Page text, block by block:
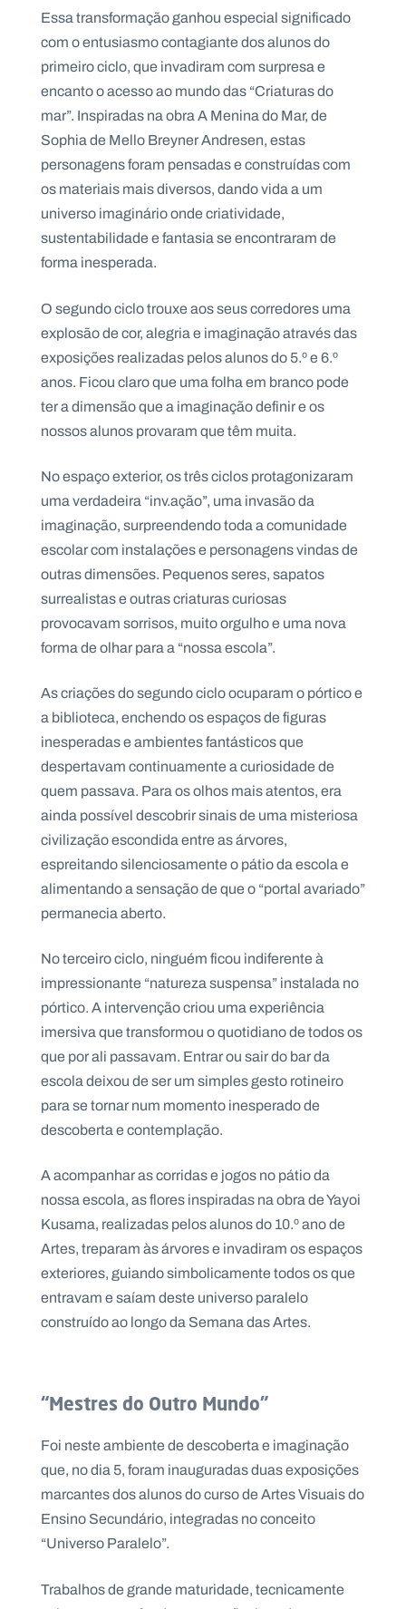
Essa transformação ganhou especial significado
com o entusiasmo contagiante dos alunos do
primeiro ciclo, que invadiram com surpresa e
encanto o acesso ao mundo das “Criaturas do
mar”. Inspiradas na obra A Menina do Mar, de
Sophia de Mello Breyner Andresen, estas
personagens foram pensadas e construídas com
os materiais mais diversos, dando vida a um
universo imaginário onde criatividade,
sustentabilidade e fantasia se encontraram de
forma inesperada.
O segundo ciclo trouxe aos seus corredores uma
explosão de cor, alegria e imaginação através das
exposições realizadas pelos alunos do 5.º e 6.º
anos. Ficou claro que uma folha em branco pode
ter a dimensão que a imaginação definir e os
nossos alunos provaram que têm muita.
No espaço exterior, os três ciclos protagonizaram
uma verdadeira “inv.ação”, uma invasão da
imaginação, surpreendendo toda a comunidade
escolar com instalações e personagens vindas de
outras dimensões. Pequenos seres, sapatos
surrealistas e outras criaturas curiosas
provocavam sorrisos, muito orgulho e uma nova
forma de olhar para a “nossa escola”.
As criações do segundo ciclo ocuparam o pórtico e
a biblioteca, enchendo os espaços de figuras
inesperadas e ambientes fantásticos que
despertavam continuamente a curiosidade de
quem passava. Para os olhos mais atentos, era
ainda possível descobrir sinais de uma misteriosa
civilização escondida entre as árvores,
espreitando silenciosamente o pátio da escola e
alimentando a sensação de que o “portal avariado”
permanecia aberto.
No terceiro ciclo, ninguém ficou indiferente à
impressionante “natureza suspensa” instalada no
pórtico. A intervenção criou uma experiência
imersiva que transformou o quotidiano de todos os
que por ali passavam. Entrar ou sair do bar da
escola deixou de ser um simples gesto rotineiro
para se tornar num momento inesperado de
descoberta e contemplação.
A acompanhar as corridas e jogos no pátio da
nossa escola, as flores inspiradas na obra de Yayoi
Kusama, realizadas pelos alunos do 10.º ano de
Artes, treparam às árvores e invadiram os espaços
exteriores, guiando simbolicamente todos os que
entravam e saíam deste universo paralelo
construído ao longo da Semana das Artes.
“Mestres do Outro Mundo”
Foi neste ambiente de descoberta e imaginação
que, no dia 5, foram inauguradas duas exposições
marcantes dos alunos do curso de Artes Visuais do
Ensino Secundário, integradas no conceito
“Universo Paralelo”.
Trabalhos de grande maturidade, tecnicamente
p
t
A
g
e
n
d
a
C
o
n
a
c
t
o
N
e
w
e
tt
e